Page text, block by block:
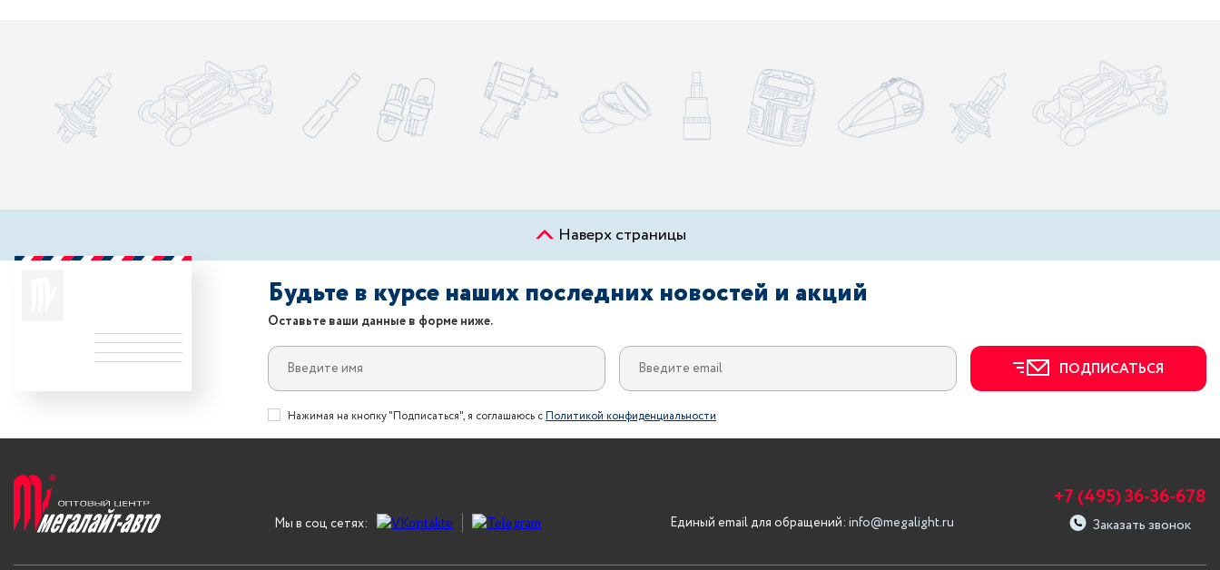
Наверх страницы
Будьте в курсе наших последних новостей и акций
Оставьте ваши данные в форме ниже.
ПОДПИСАТЬСЯ
Нажимая на кнопку "Подписаться", я соглашаюсь сПолитикой конфиденциальности
Мы в соц сетях: Единый email для обращений: info@megalight.ru
+7 (495) 36-36-678
Заказать звонок